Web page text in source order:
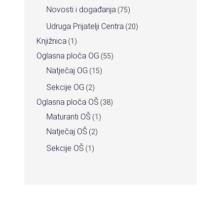
Novosti i događanja (75)
Udruga Prijatelji Centra (20)
Knjižnica (1)
Oglasna ploča OG (55)
Natječaj OG (15)
Sekcije OG (2)
Oglasna ploča OŠ (38)
Maturanti OŠ (1)
Natječaj OŠ (2)
Sekcije OŠ (1)